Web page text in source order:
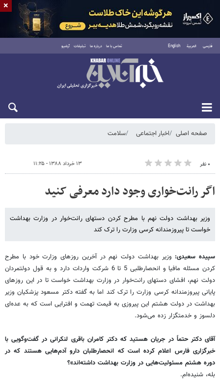
فارسی العربية English تماس با ما درباره ما تبلیغات آرشیو
جمعه ۱۶ مرداد ۱۴۰۵
صفحه اصلی اخبار اجتماعی سلامت
۰ نفر ۱۳ خرداد ۱۳۸۸ - ۱۱:۲۵
اگر رانت‌خواری وجود دارد معرفی کنید
وزیر بهداشت دولت نهم با مطرح کردن دستهای رانت‌خوار در وزارت بهداشت
خواست تا پیروزمندانه کرسی وزارت را ترک کند
سپیده سعیدی: وزیر بهداشت دولت نهم در آخرین روزهای وزارت خود با مطرح
کردن مسئله مافیا و انحصارطلبی 5 تا 6 شرکت واردات دارد و به قول دولتمردان
دولت نهم، افشای دستهای رانت‌خوار در وزارت بهداشت خواست تا در این روزهای
پایانی پیروزمندانه کرسی وزارت را ترک کند اما به گفته دکتر مسعود پزشکیان وزیر
بهداشت در دولت هشتم این پیروزی به قیمت تهمت و افترایی است که به عده‌ای
دلسوز و خدمتگزار زده می‌شود.
آقای دکتر حتماً در جریان هستید که دکتر کامران باقری لنکرانی در گفت‌وگویی با
خبرگزاری فارس اعلام کرده است که انحصارطلبان دارو آدم‌هایی هستند که در
دوره هشتم مسئولیت‌هایی در وزارت بهداشت داشته‌اند»؟
بله، شنیده‌ام.
×